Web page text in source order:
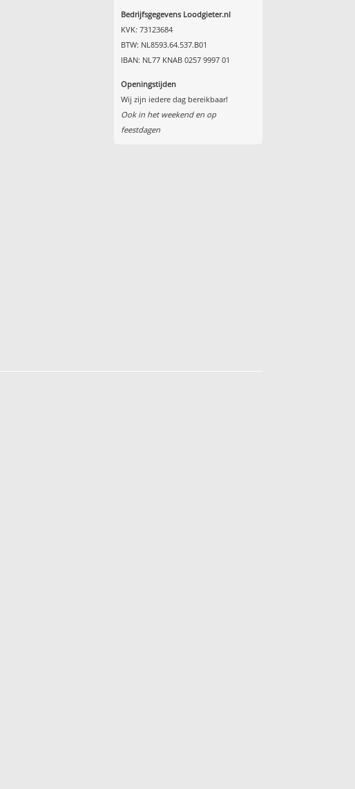
Bedrijfsgegevens Loodgieter.nl
KVK: 73123684
BTW: NL8593.64.537.B01
IBAN: NL77 KNAB 0257 9997 01
Openingstijden
Wij zijn iedere dag bereikbaar!
Ook in het weekend en op
feestdagen